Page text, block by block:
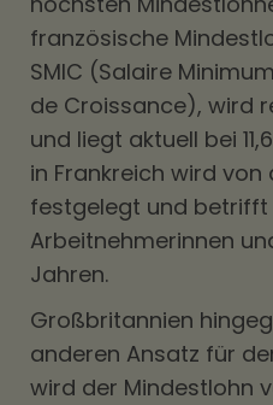
französische
SMIC (Salaire
de Croissance), wird
und liegt aktuell bei
in Frankreich wird von
festgelegt und betrifft
Arbeitnehmerinnen
Jahren.
Großbritannien
anderen Ansatz für
wird der Mindestlohn